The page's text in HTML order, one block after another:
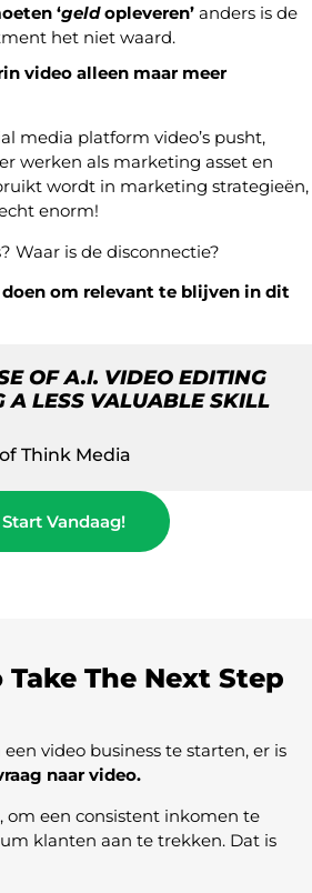
‘geldopleveren’ anders is de
het niet waard.
video alleen maar meer
media platform video’s pusht,
werken als marketing asset en
wordt in marketing strategieën,
enorm!
Waar is de disconnectie?
om relevant te blijven in dit
OF A.I. VIDEO EDITING
A LESS VALUABLE SKILL
Think Media
Start Vandaag!
Take The Next Step
video business te starten, er is
naar video.
om een consistent inkomen te
klanten aan te trekken. Dat is